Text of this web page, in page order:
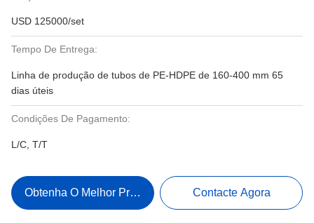
USD 125000/set
Tempo De Entrega:
Linha de produção de tubos de PE-HDPE de 160-400 mm 65
dias úteis
Condições De Pagamento:
L/C, T/T
Obtenha O Melhor Preço Contacte Agora